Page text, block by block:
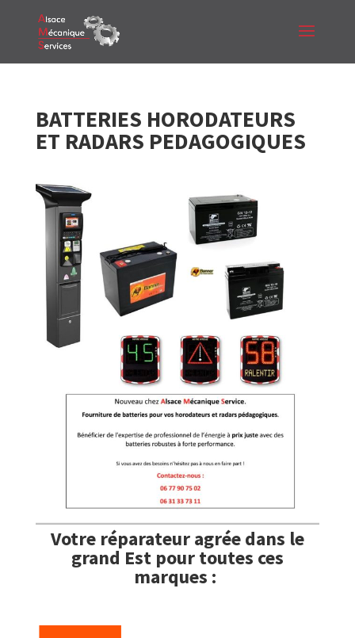
BATTERIES HORODATEURS
ET RADARS PEDAGOGIQUES
Votre réparateur agrée dans le
grand Est pour toutes ces
marques :